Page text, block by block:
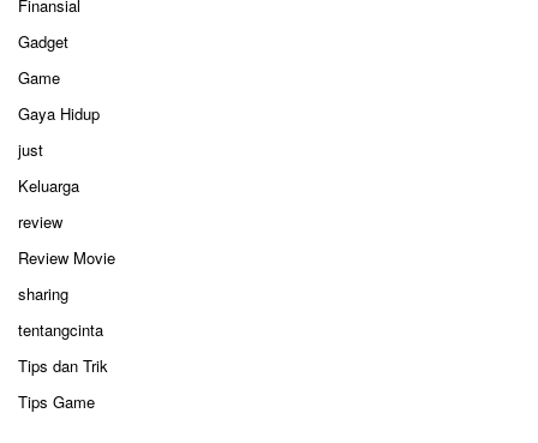
Finansial
Gadget
Game
Gaya Hidup
just
Keluarga
review
Review Movie
sharing
tentangcinta
Tips dan Trik
Tips Game